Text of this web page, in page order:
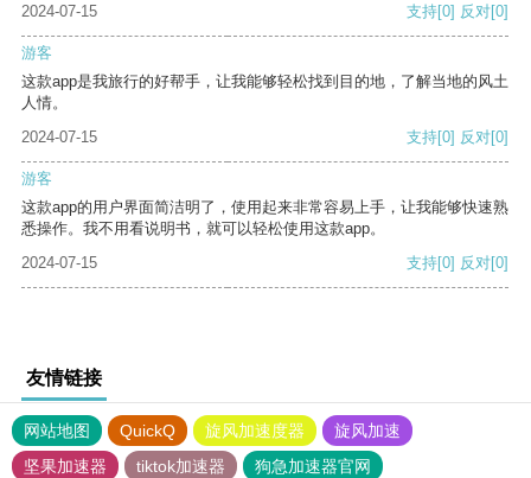
2024-07-15
支持[0] 反对[0]
游客
这款app是我旅行的好帮手，让我能够轻松找到目的地，了解当地的风土
人情。
2024-07-15
支持[0] 反对[0]
游客
这款app的用户界面简洁明了，使用起来非常容易上手，让我能够快速熟
悉操作。我不用看说明书，就可以轻松使用这款app。
2024-07-15
支持[0] 反对[0]
友情链接
网站地图 QuickQ 旋风加速度器
旋风加速
坚果加速器
tiktok加速器
狗急加速器官网